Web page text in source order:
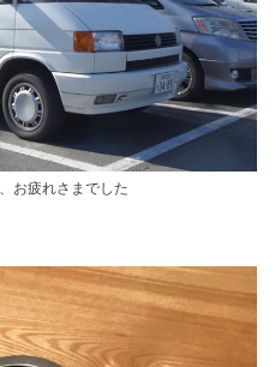
お疲れさまでした